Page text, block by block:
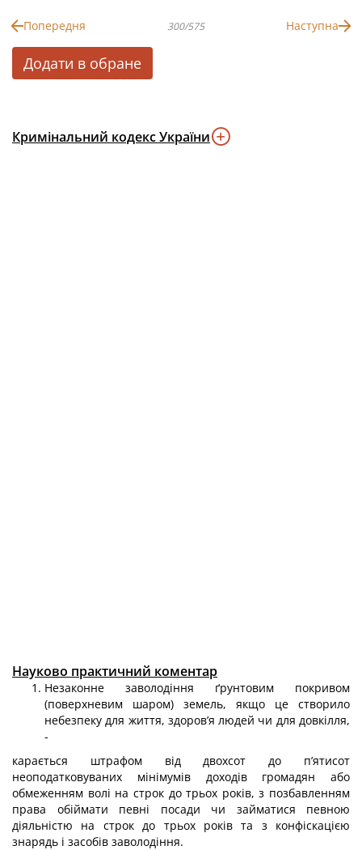
Попередня 300/575 Наступна
Додати в обране
Кримінальний кодекс України
Науково практичний коментар
Незаконне заволодіння ґрунтовим покривом
(поверхневим шаром) земель, якщо це створило
небезпеку для життя, здоров’я людей чи для довкілля,
-
карається штрафом від двохсот до п’ятисот
неоподатковуваних мінімумів доходів громадян або
обмеженням волі на строк до трьох років, з позбавленням
права обіймати певні посади чи займатися певною
діяльністю на строк до трьох років та з конфіскацією
знарядь і засобів заволодіння.